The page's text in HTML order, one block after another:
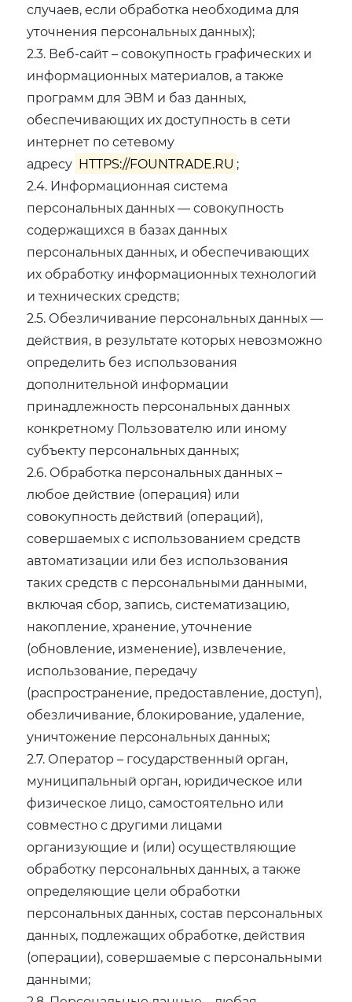
случаев, если обработка необходима для
уточнения персональных данных);
2.3. Веб-сайт – совокупность графических и
информационных материалов, а также
программ для ЭВМ и баз данных,
обеспечивающих их доступность в сети
интернет по сетевому
адресу HTTPS://FOUNTRADE.RU ;
2.4. Информационная система
персональных данных — совокупность
содержащихся в базах данных
персональных данных, и обеспечивающих
их обработку информационных технологий
и технических средств;
2.5. Обезличивание персональных данных —
действия, в результате которых невозможно
определить без использования
дополнительной информации
принадлежность персональных данных
конкретному Пользователю или иному
субъекту персональных данных;
2.6. Обработка персональных данных –
любое действие (операция) или
совокупность действий (операций),
совершаемых с использованием средств
автоматизации или без использования
таких средств с персональными данными,
включая сбор, запись, систематизацию,
накопление, хранение, уточнение
(обновление, изменение), извлечение,
использование, передачу
(распространение, предоставление, доступ),
обезличивание, блокирование, удаление,
уничтожение персональных данных;
2.7. Оператор – государственный орган,
муниципальный орган, юридическое или
физическое лицо, самостоятельно или
совместно с другими лицами
организующие и (или) осуществляющие
обработку персональных данных, а также
определяющие цели обработки
персональных данных, состав персональных
данных, подлежащих обработке, действия
(операции), совершаемые с персональными
данными;